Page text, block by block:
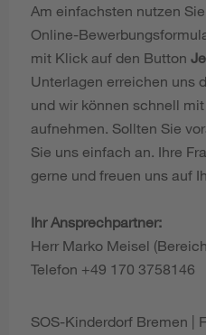
Am einfachsten nutzen
Online-
mit Klick auf den Button
Unterlagen erreichen uns
und wir können schnell
aufnehmen. Sollten Sie
Sie uns einfach an. Ihre
gerne und freuen uns auf
Ihr Ansprechpartner:
Herr Marko Meisel
Telefon +49 170 3758146
SOS-Kinderdorf Bremen |